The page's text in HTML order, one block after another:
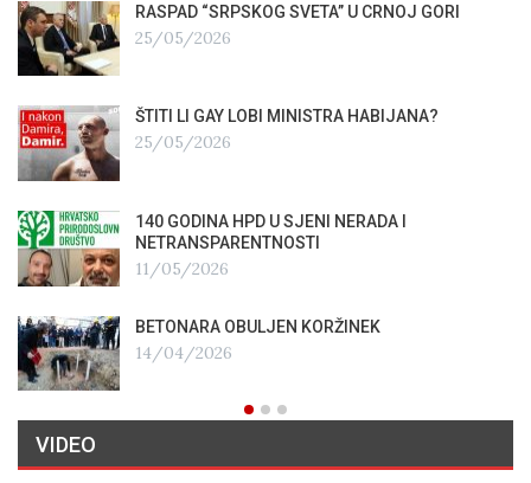
RASPAD “SRPSKOG SVETA” U CRNOJ GORI
25/05/2026
ŠTITI LI GAY LOBI MINISTRA HABIJANA?
25/05/2026
140 GODINA HPD U SJENI NERADA I
NETRANSPARENTNOSTI
11/05/2026
BETONARA OBULJEN KORŽINEK
14/04/2026
VIDEO